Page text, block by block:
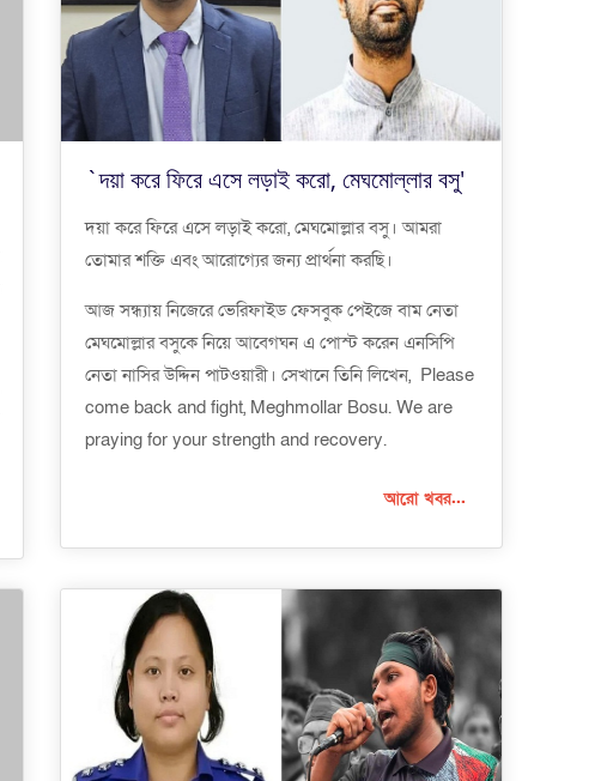
`দয়া করে ফিরে এসে লড়াই করো, মেঘমোল্লার বসু'
দয়া করে ফিরে এসে লড়াই করো, মেঘমোল্লার বসু। আমরা
তোমার শক্তি এবং আরোগ্যের জন্য প্রার্থনা করছি।
আজ সন্ধ্যায় নিজেরে ভেরিফাইড ফেসবুক পেইজে বাম নেতা
মেঘমোল্লার বসুকে নিয়ে আবেগঘন এ পোস্ট করেন এনসিপি
নেতা নাসির উদ্দিন পাটওয়ারী। সেখানে তিনি লিখেন, Please
come back and fight, Meghmollar Bosu. We are
praying for your strength and recovery.
আরো খবর...